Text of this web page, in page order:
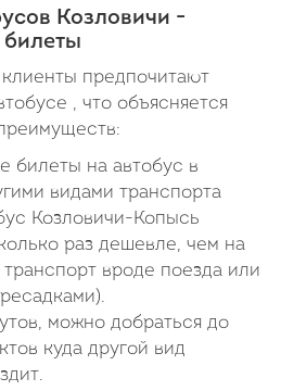
Козловичи -
предпочитают
, что объясняется
билеты на автобус в
видами транспорта
Козловичи-Копысь
раз дешевле, чем на
вроде поезда или
можно добраться до
куда другой вид